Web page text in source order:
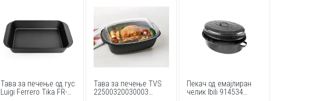
Тава за печење од гус
Luigi Ferrero Tika FR-
Тава за печење TVS
22500320030003
Пекач од емајлиран
челик Ibili 914534